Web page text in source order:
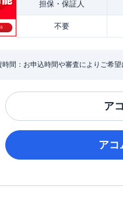
担保・ 保証人
不要
間：お申込時間や審査によりご希望
ア
アコ